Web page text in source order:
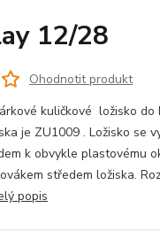
12/28
Ohodnotit produkt
kuličkové ložisko do
je ZU1009 . Ložisko se
k obvykle plastovému
středem ložiska.
popis